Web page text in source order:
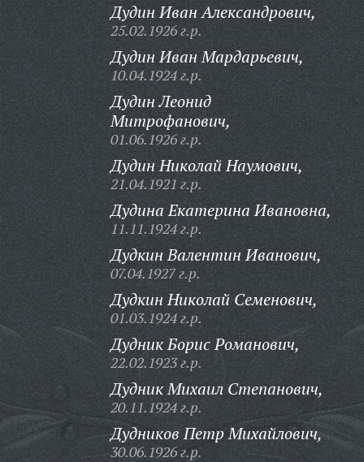
Дудин Иван Александрович,
25.02.1926 г.р.
Дудин Иван Мардарьевич,
10.04.1924 г.р.
Дудин Леонид
Митрофанович,
01.06.1926 г.р.
Дудин Николай Наумович,
21.04.1921 г.р.
Дудина Екатерина Ивановна,
11.11.1924 г.р.
Дудкин Валентин Иванович,
07.04.1927 г.р.
Дудкин Николай Семенович,
01.03.1924 г.р.
Дудник Борис Романович,
22.02.1923 г.р.
Дудник Михаил Степанович,
20.11.1924 г.р.
Дудников Петр Михайлович,
30.06.1926 г.р.